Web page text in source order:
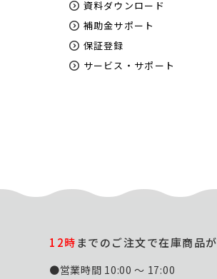
資料ダウンロード
補助金サポート
保証登録
サービス・サポート
12時までのご注文で在庫商品が
●営業時間 10:00 ～ 17:00